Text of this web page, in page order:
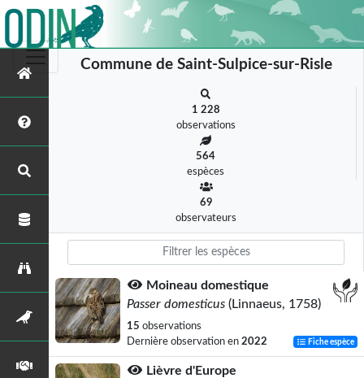
Commune de Saint-Sulpice-sur-Risle
1 228
observations
564
espèces
69
observateurs
Moineau domestique
Passer domesticus (Linnaeus, 1758)
15 observations
Dernière observation en 2022 Fiche espèce
Lièvre d'Europe